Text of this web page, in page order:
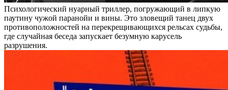
Психологический нуарный триллер, погружающий в липкую
паутину чужой паранойи и вины. Это зловещий танец двух
противоположностей на перекрещивающихся рельсах судьбы,
где случайная беседа запускает безумную карусель
разрушения.